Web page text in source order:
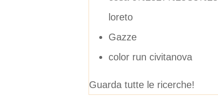
loreto
Gazze
color run civitanova
Guarda tutte le ricerche!